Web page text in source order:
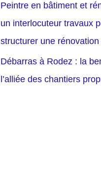
Peintre en bâtiment et
un interlocuteur travaux
structurer une
Débarras à Rodez : la
l’alliée des chantiers